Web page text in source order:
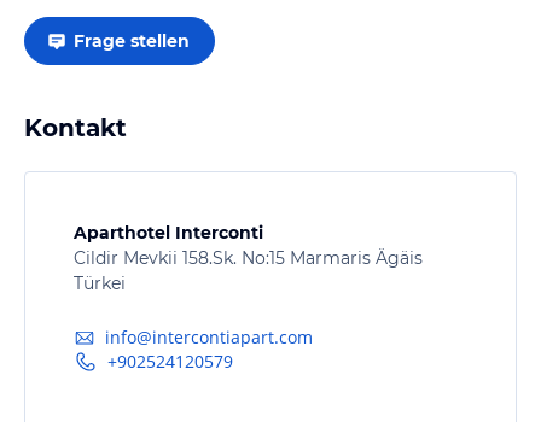
Frage stellen
Kontakt
Aparthotel Interconti
Cildir Mevkii 158.Sk. No:15 Marmaris Ägäis
Türkei
info@intercontiapart.com
+902524120579